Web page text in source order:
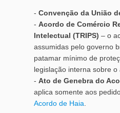
- Convenção da União
- Acordo de Comércio
Intelectual (TRIPS) – o
assumidas pelo governo
patamar mínimo de
legislação interna sobre o
- Ato de Genebra do
aplica somente aos
Acordo de Haia